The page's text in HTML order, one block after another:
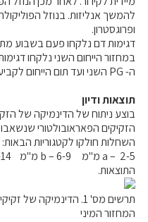
להמשך אנליזות. בנוזל
ופרוגסטרון.
דגימות דם נלקחו פעם בשבוע
במחזור הייחום השני נלקחו
ה- PG השני ועד תום הייחום לקביעת ריכוז אסטרדיול בפלסמה.
תוצאות ודיון
בוצע ניתוח של הדינמיקה של
הזקיקים הפאראובולטורי
השחלות חולקו לקטגוריות הבאות:
התוצאות.
המחזור המיני